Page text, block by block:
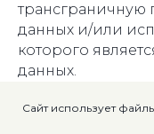
трансграничную
данных и/или
которого
данных.
13.
Сайт использует